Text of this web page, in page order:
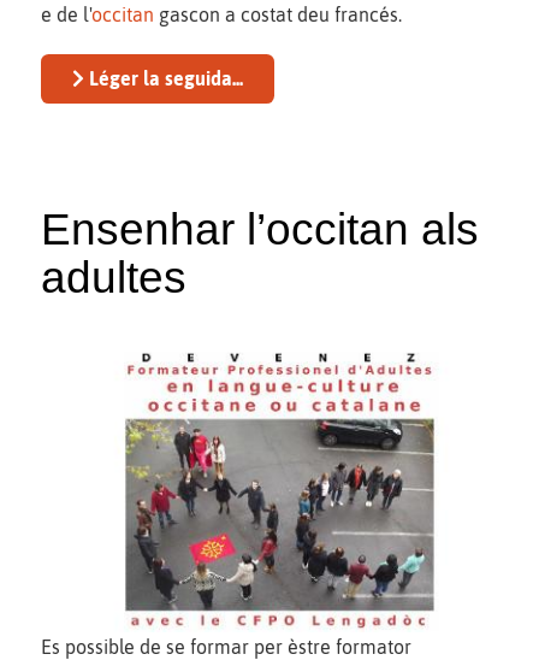
e de l'occitan gascon a costat deu francés.
Léger la seguida...
Ensenhar l’occitan als
adultes
Es possible de se formar per èstre formator